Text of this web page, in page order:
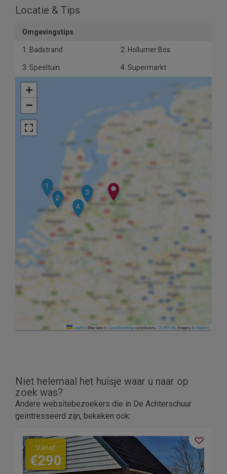
Locatie & Tips
Omgevingstips
1. Badstrand 2. Hollumer Bos
3. Speeltuin 4. Supermarkt
1
2
3
4
+
−
Leaflet|Map data ©OpenStreetMapcontributors,CC-BY-SA, Imagery ©Mapbox
Niet helemaal het huisje waar u naar op
zoek was?
Andere websitebezoekers die in De Achterschuur
geïntresseerd zijn, bekeken ook:
Vanaf
€290